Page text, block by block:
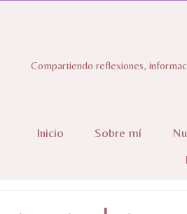
Compartiendo reflexiones,
Inicio Sobre mí